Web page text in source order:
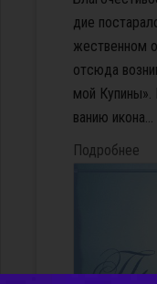
дие
же­ствен­ном
от­сю­да
мой
ва­нию ико­на...
Подробнее